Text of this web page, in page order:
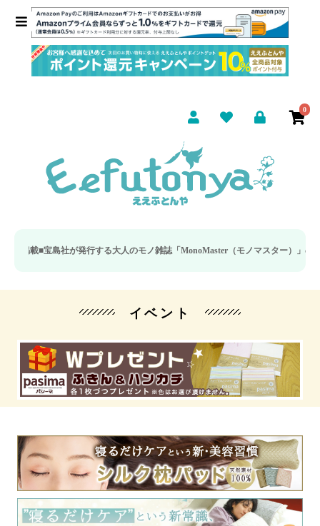
0
宝島社が発行する大人のモノ雑誌「MonoMaster（モノマスター）」の疲労回
イベント